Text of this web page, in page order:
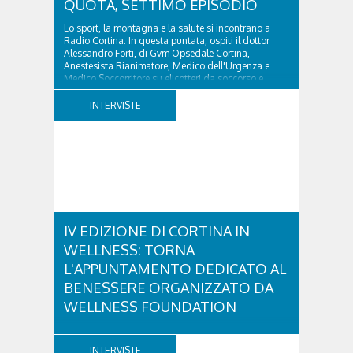
QUOTA, SETTIMO EPISODIO
Lo sport, la montagna e la salute si incontrano a
Radio Cortina. In questa puntata, ospiti il dottor
Alessandro Forti, di Gvm Opsedale Cortina,
Anestesista Rianimatore, Medico dell'Urgenza e
Medico Soccorritore su elicotteri da soccorso e
l'ingegner Michele Titton, delegato della sezione...
INTERVISTE
IV EDIZIONE DI CORTINA IN
WELLNESS: TORNA
L'APPUNTAMENTO DEDICATO AL
BENESSERE ORGANIZZATO DA
WELLNESS FOUNDATION
INTERVISTE